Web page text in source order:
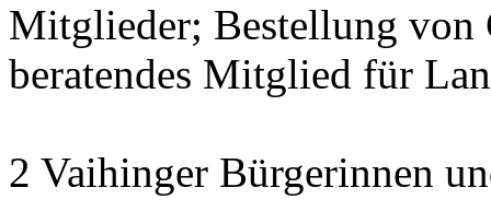
Mitglieder; Bestellung von
beratendes Mitglied für
2 Vaihinger Bürgerinnen